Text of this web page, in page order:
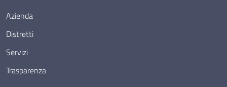
Azienda
Distretti
Servizi
Trasparenza